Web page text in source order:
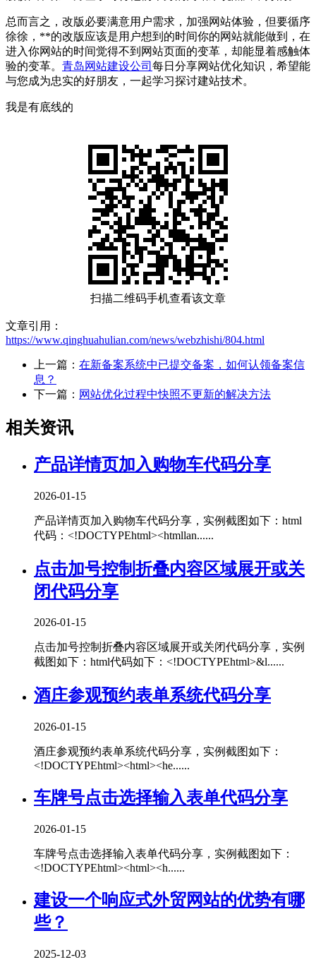
总而言之，改版必要满意用户需求，加强网站体验，但要循序
徐徐，**的改版应该是用户想到的时间你的网站就能做到，在
进入你网站的时间觉得不到网站页面的变革，却能显着感触体
验的变革。 青岛网站建设公司 每日分享网站优化知识，希望能
与您成为忠实的好朋友，一起学习探讨建站技术。
我是有底线的
扫描二维码手机查看该文章
文章引用：
https://www.qinghuahulian.com/news/webzhishi/804.html
上一篇： 在新备案系统中已提交备案，如何认领备案信
息？
下一篇： 网站优化过程中快照不更新的解决方法
相关资讯
产品详情页加入购物车代码分享
2026-01-15
产品详情页加入购物车代码分享，实例截图如下：html
代码：<!DOCTYPEhtml><htmllan......
点击加号控制折叠内容区域展开或关
闭代码分享
2026-01-15
点击加号控制折叠内容区域展开或关闭代码分享，实例
截图如下：html代码如下：<!DOCTYPEhtml>&l......
酒庄参观预约表单系统代码分享
2026-01-15
酒庄参观预约表单系统代码分享，实例截图如下：
<!DOCTYPEhtml><html><he......
车牌号点击选择输入表单代码分享
2026-01-15
车牌号点击选择输入表单代码分享，实例截图如下：
<!DOCTYPEhtml><html><h......
建设一个响应式外贸网站的优势有哪
些？
2025-12-03